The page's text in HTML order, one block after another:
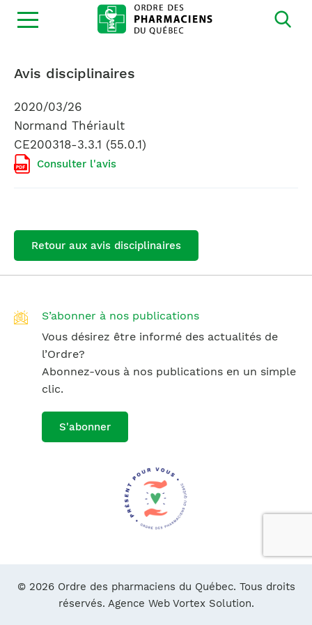
Ouvrir
la
Avis disciplinaires
2020/03/26
Normand Thériault
CE200318-3.3.1 (55.0.1)
Consulter l'avis
Retour aux avis disciplinaires
S’abonner à nos publications
Vous désirez être informé des actualités de
l’Ordre?
Abonnez-vous à nos publications en un simple
clic.
S'abonner
© 2026 Ordre des pharmaciens du Québec. Tous droits
réservés. Agence Web Vortex Solution.